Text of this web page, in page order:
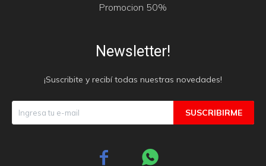
Promocion 50%
Newsletter!
¡Suscribite y recibí todas nuestras novedades!
SUSCRIBIRME
 